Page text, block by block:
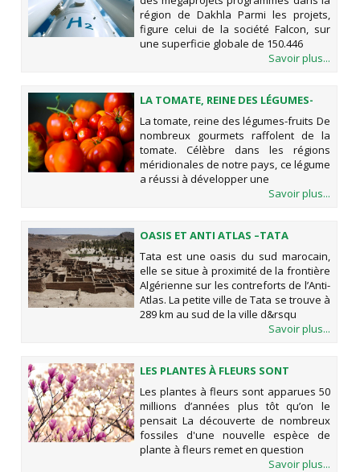
DAKHLA
région de Dakhla Parmi les projets,
figure celui de la société Falcon, sur
une superficie globale de 150.446
Savoir plus...
LA TOMATE, REINE DES LÉGUMES-
FRUITS
La tomate, reine des légumes-fruits De
nombreux gourmets raffolent de la
tomate. Célèbre dans les régions
méridionales de notre pays, ce légume
a réussi à développer une
Savoir plus...
OASIS ET ANTI ATLAS –TATA
Tata est une oasis du sud marocain,
elle se situe à proximité de la frontière
Algérienne sur les contreforts de l’Anti-
Atlas. La petite ville de Tata se trouve à
289 km au sud de la ville d&rsqu
Savoir plus...
LES PLANTES À FLEURS SONT
APPARUES 50 MILLIONS D’ANNÉES
PLUS TÔT QU’ON LE PENSAIT
Les plantes à fleurs sont apparues 50
millions d’années plus tôt qu’on le
pensait La découverte de nombreux
fossiles d'une nouvelle espèce de
plante à fleurs remet en question
Savoir plus...